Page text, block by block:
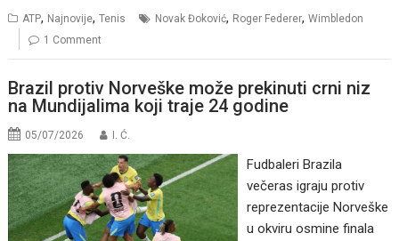
ATP, Najnovije,Tenis Novak Đoković, Roger Federer,Wimbledon
1 Comment
Brazil protiv Norveške može prekinuti crni niz
na Mundijalima koji traje 24 godine
05/07/2026 I. Ć.
Fudbaleri Brazila
večeras igraju protiv
reprezentacije Norveške
u okviru osmine finala